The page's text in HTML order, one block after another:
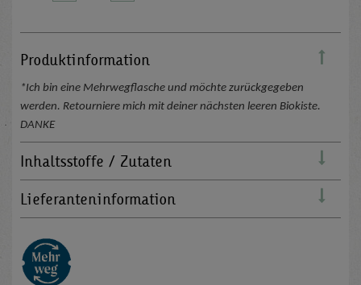
Produktinformation
*Ich bin eine Mehrwegflasche und möchte zurückgegeben
werden. Retourniere mich mit deiner nächsten leeren Biokiste.
DANKE
Inhaltsstoffe / Zutaten
Lieferanteninformation